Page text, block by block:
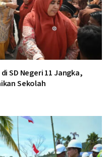
SD Negeri 11 Jangka,
Sekolah